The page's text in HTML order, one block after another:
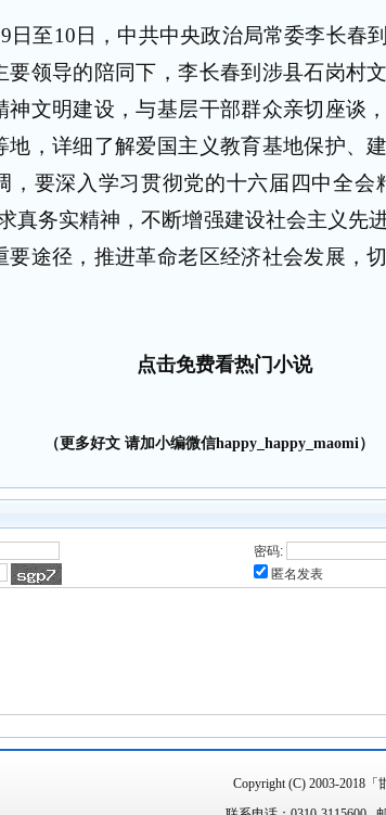
9 日至10 日，中共中央政治局常委李长春
要领导的陪同下，李长春到涉县石岗村
神文明建设，与基层干部群众亲切座谈
地，详细了解爱国主义教育基地保护、
，要深入学习贯彻党的十六届四中全会
真务实精神，不断增强建设社会主义先
要途径，推进革命老区经济社会发展，
点击免费看热门小说
（更多好文 请加小编微信happy_happy_maomi）
密码:
匿名发表
Copyright (C) 2003-2018